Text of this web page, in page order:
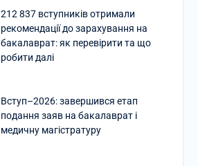
212 837 вступників отримали
рекомендації до зарахування на
бакалаврат: як перевірити та що
робити далі
Вступ–2026: завершився етап
подання заяв на бакалаврат і
медичну магістратуру